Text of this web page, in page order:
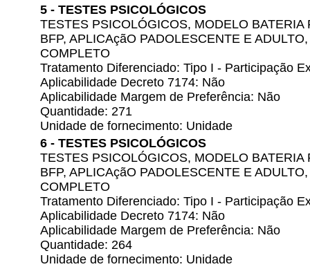
5 - TESTES PSICOLÓGICOS
TESTES PSICOLÓGICOS, MODELO
BFP, APLICAçãO PADOLESCENTE E
COMPLETO
Tratamento Diferenciado: Tipo I - Participação
Aplicabilidade Decreto 7174: Não
Aplicabilidade Margem de Preferência: Não
Quantidade: 271
Unidade de fornecimento: Unidade
6 - TESTES PSICOLÓGICOS
TESTES PSICOLÓGICOS, MODELO
BFP, APLICAçãO PADOLESCENTE E
COMPLETO
Tratamento Diferenciado: Tipo I - Participação
Aplicabilidade Decreto 7174: Não
Aplicabilidade Margem de Preferência: Não
Quantidade: 264
Unidade de fornecimento: Unidade